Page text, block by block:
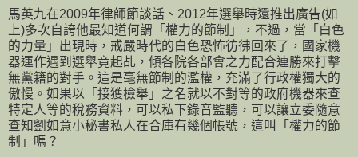
馬英九在2009年律師節談話、2012年選舉時還推出廣告(如
上)多次自誇他最知道何謂「權力的節制」，不過，當「白色
的力量」出現時，戒嚴時代的白色恐怖彷彿回來了，國家機
器運作遇到選舉竟起乩，傾各院各部會之力配合連勝來打擊
無黨籍的對手。這是毫無節制的濫權，充滿了行政權獨大的
傲慢。如果以「接獲檢舉」之名就以不對等的政府機器來查
特定人等的稅務資料，可以私下錄音監聽，可以讓立委隨意
查知劉如意小秘書私人在合庫有幾個帳號，這叫「權力的節
制」嗎？